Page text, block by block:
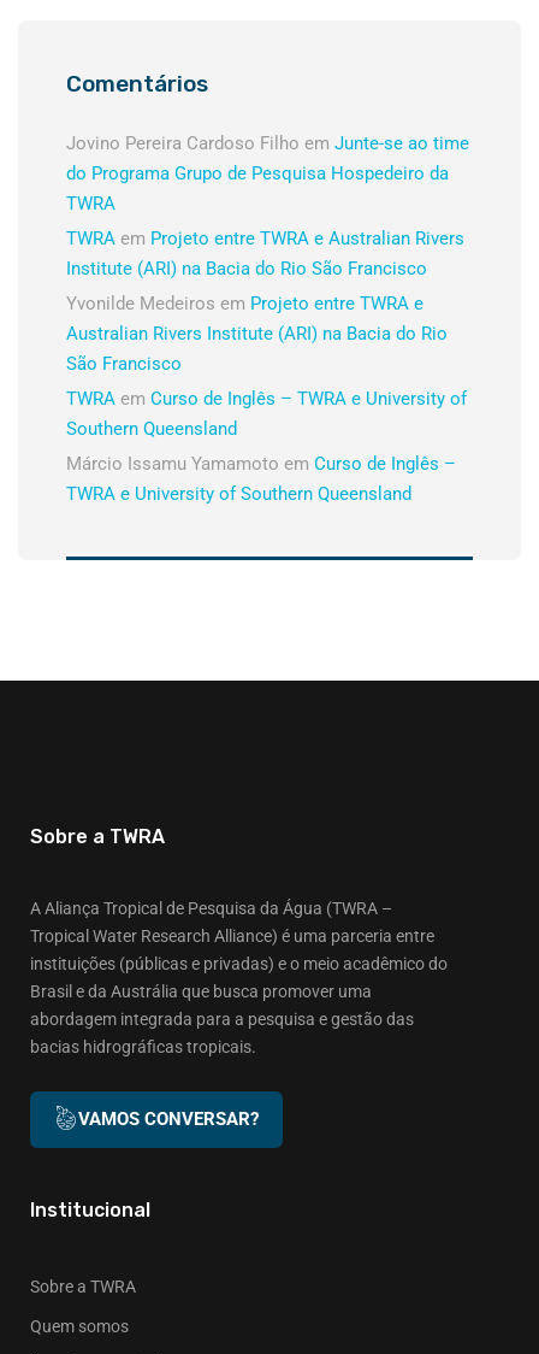
Comentários
Jovino Pereira Cardoso Filho em Junte-se ao time
do Programa Grupo de Pesquisa Hospedeiro da
TWRA
TWRA em Projeto entre TWRA e Australian Rivers
Institute (ARI) na Bacia do Rio São Francisco
Yvonilde Medeiros em Projeto entre TWRA e
Australian Rivers Institute (ARI) na Bacia do Rio
São Francisco
TWRA em Curso de Inglês – TWRA e University of
Southern Queensland
Márcio Issamu Yamamoto em Curso de Inglês –
TWRA e University of Southern Queensland
Sobre a TWRA
A Aliança Tropical de Pesquisa da Água (TWRA –
Tropical Water Research Alliance) é uma parceria entre
instituições (públicas e privadas) e o meio acadêmico do
Brasil e da Austrália que busca promover uma
abordagem integrada para a pesquisa e gestão das
bacias hidrográficas tropicais.
VAMOS CONVERSAR?
Institucional
Sobre a TWRA
Quem somos